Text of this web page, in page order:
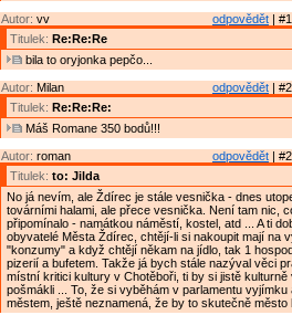
odpovědět |
Autor: vv
Titulek: Re:Re:Re
bila to oryjonka pepčo...
odpovědět |
Autor: Milan
Titulek: Re:Re:Re:
Máš Romane 350 bodů!!!
odpovědět |
Autor: roman
Titulek: to: Jilda
No já nevím, ale Ždírec je stále vesnička - dnes
továrními halami, ale přece vesnička. Není tam nic,
připomínalo - namátkou náměstí, kostel, atd ... A ti
obyvatelé Města Ždírec, chtějí-li si nakoupit mají na
"konzumy" a když chtějí někam na jídlo, tak 1
pizerií a bufetem. Takže já bych stále nazýval věci
místní kritici kultury v Chotěboři, ti by si jistě kulturně
pošmákli ... To, že si vyběhám v parlamentu vyjímku
městem, ještě neznamená, že by to skutečně město